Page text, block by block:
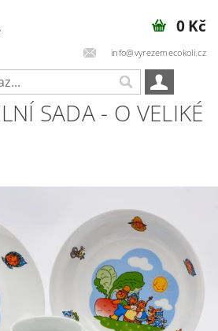
info@vyrezemecokoli.cz
0 Kč
SADA - O VELIKÉ